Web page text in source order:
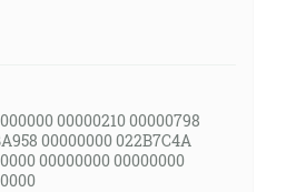
00000210 00000798
00000000 022B7C4A
00000000 00000000